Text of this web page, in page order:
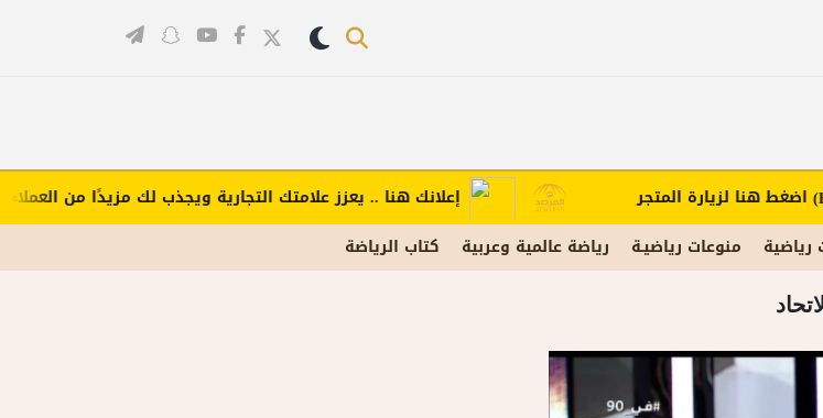
منوعات رياضيـة رياضة عالمية وعربية كتاب الرياضة
إعلانك هنا .. يعزز علامتك التجارية ويجذب لك مزيدًا من العملاء هنا لزيارة المتجر